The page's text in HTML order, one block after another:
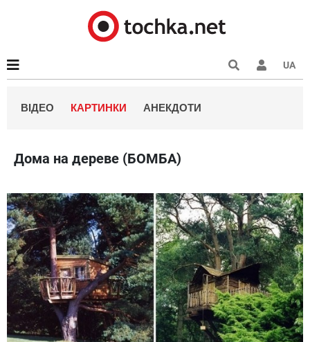
UA
ВІДЕО КАРТИНКИ АНЕКДОТИ
Дома на дереве (БОМБА)